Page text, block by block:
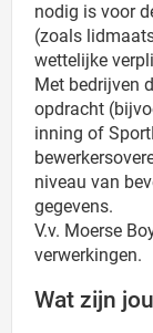
nodig is voor
(zoals
wettelijke
Met bedrijven
opdracht
inning of
niveau van
gegevens.
V.v. Moerse
verwerkingen.
Wat zijn